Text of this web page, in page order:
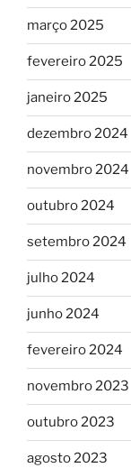
março 2025
fevereiro 2025
janeiro 2025
dezembro 2024
novembro 2024
outubro 2024
setembro 2024
julho 2024
junho 2024
fevereiro 2024
novembro 2023
outubro 2023
agosto 2023